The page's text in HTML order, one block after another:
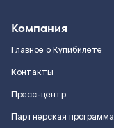
Компания
Главное о Купибилете
Контакты
Пресс-центр
Партнерская программа